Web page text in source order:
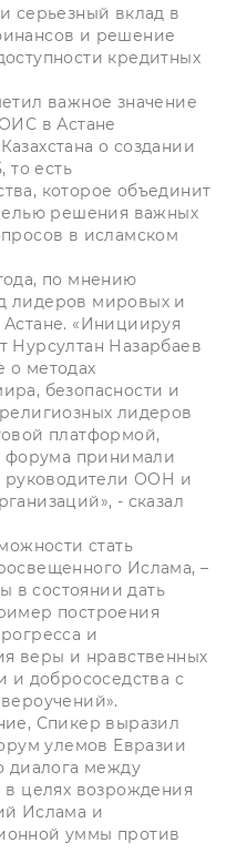
серьезный вклад в
и решение
кредитных
важное значение
в Астане
о создании
то есть
которое объединит
решения важных
в исламском
по мнению
лидеров мировых и
«Инициируя
Нурсултан Назарбаев
о методах
безопасности и
лидеров
платформой,
форума принимали
руководители ООН и
- сказал
стать
Ислама, –
в состоянии дать
построения
и
веры и нравственных
и добрососедства с
Спикер выразил
улемов Евразии
диалога между
в целях возрождения
Ислама и
уммы против